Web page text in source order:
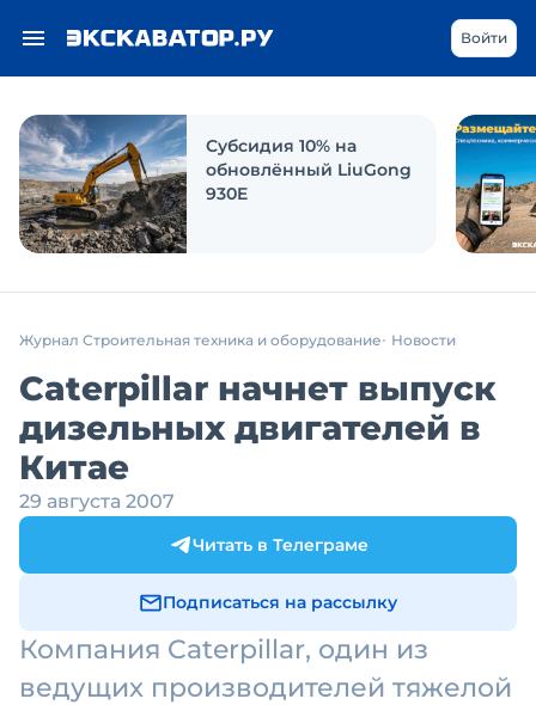
Войти
Субсидия 10% на
обновлённый LiuGong
930E
Журнал Строительная техника и оборудование Новости
Caterpillar начнет выпуск
дизельных двигателей в
Китае
29 августа 2007
Читать в Телеграме
Подписаться на рассылку
Компания Caterpillar, один из
ведущих производителей тяжелой